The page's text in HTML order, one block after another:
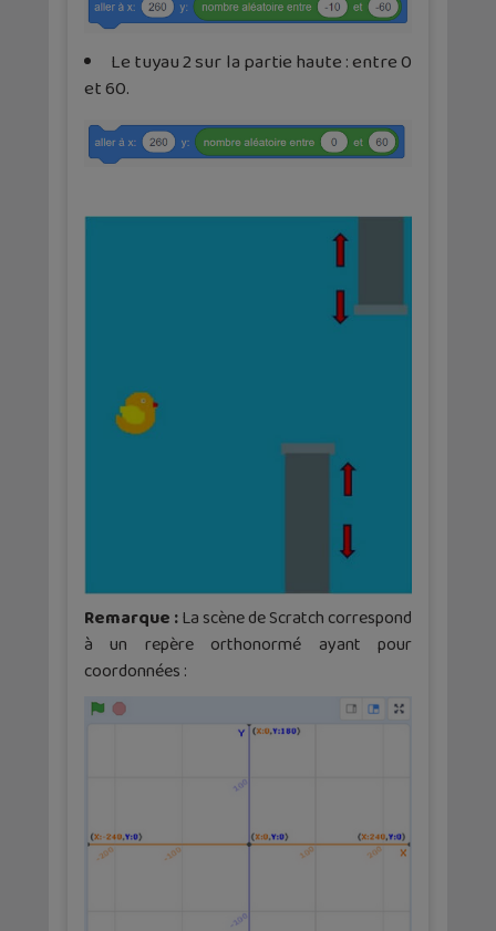
Le tuyau 2 sur la partie haute : entre 0
et 60.
Remarque :La scène de Scratch correspond
à un repère orthonormé ayant pour
coordonnées :